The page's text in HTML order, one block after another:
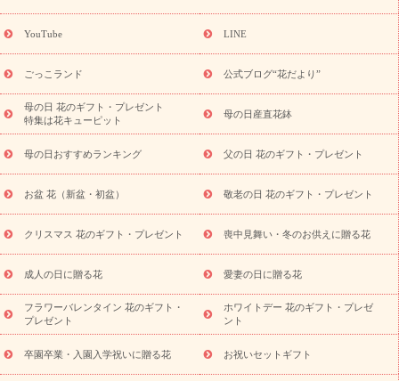
(トルコキキョウ)
9月の誕生花(リンドウ)
ら探す
お祝いの花特集 当日配達特急便 お祝い商品一覧
念日
結婚祝い 出産祝い 退院祝い・快気祝い
寿祝い
プチギフト ペットのお祝いフラワー
供え・お悔やみ商品一覧
お供え・お悔やみの花
四十九日法要以
お供え プリザーブドフラワー
ペットのお供えフラワー
お盆（新
盆・初盆）
その他 お祝い返し お見舞い
お取り寄せギフト
ビジネス用
ご自宅用 観葉植物 ミディ胡蝶蘭
プリザーブ
ドフラワー
スタイルから探す アレンジメント 花束
スタ
ンド花
お祝い お供え・お悔やみ 胡蝶蘭 胡蝶蘭・花鉢
ディ胡蝶蘭・お祝い
ミディ胡蝶蘭・お供え
世界初の青色胡蝶蘭
観葉植物
観葉植物 産直多肉植物
プリザーブドフラワー
お祝い
お供え・お悔やみ 花とセットギフト
セミオーダー
プチギフト（hanamore -ハナモア-）
花とみどりのeギフト
キューピットのeGfit
カラー ピンク イエローオレンジ
レッ
YouTube LINE
ごっこランド 公式ブログ“花だより”
母の日 花のギフト・プレゼント
特集は花キューピット
母の日産直花鉢
母の日おすすめランキング 父の日 花のギフト・プレゼント
お盆 花（新盆・初盆） 敬老の日 花のギフト・プレゼント
クリスマス 花のギフト・プレゼント 喪中見舞い・冬のお供えに贈る花
成人の日に贈る花 愛妻の日に贈る花
フラワーバレンタイン 花のギフト・
プレゼント
ホワイトデー 花のギフト・プレゼ
ント
卒園卒業・入園入学祝いに贈る花 お祝いセットギフト